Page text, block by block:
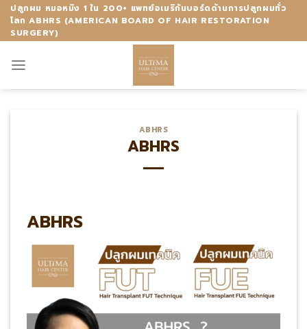
Skip
content
ปลูกผม หมอหมิง 1 ใน 200+ แพทย์อเมริกันบอร์ดด้านการปลูกผมทั่ว
โลก ABHRS (AMERICAN BOARD OF HAIR RESTORATION
SURGERY)
ABHRS
ABHRS
ABHRS